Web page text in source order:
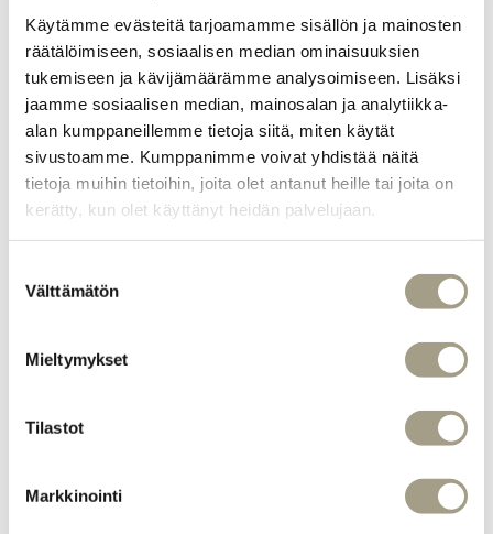
Käytämme evästeitä tarjoamamme sisällön ja mainosten
räätälöimiseen, sosiaalisen median ominaisuuksien
tukemiseen ja kävijämäärämme analysoimiseen. Lisäksi
jaamme sosiaalisen median, mainosalan ja analytiikka-
alan kumppaneillemme tietoja siitä, miten käytät
sivustoamme. Kumppanimme voivat yhdistää näitä
tietoja muihin tietoihin, joita olet antanut heille tai joita on
kerätty, kun olet käyttänyt heidän palvelujaan.
valinta
Välttämätön
Mieltymykset
Tilastot
Markkinointi
Tervetuloa Kuumaan – kesä maistuu täällä.